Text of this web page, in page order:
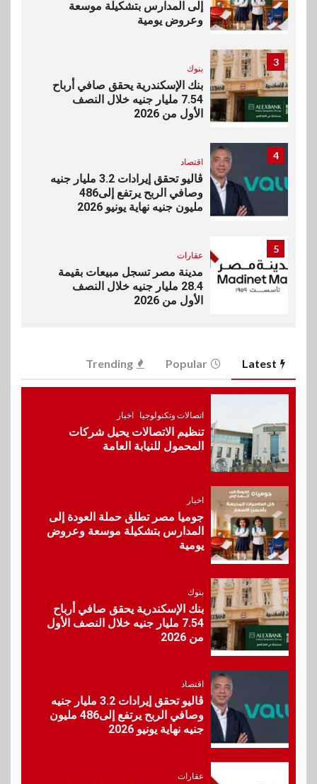
إلى المدارس بتشكيلة موسعة
وعروض يومية
3
بنوك
بنك الإسكندرية يحقق صافي أرباح
7.54 مليار جنيه خلال النصف
الأول من 2026
4
اقتصاد
ڤاليو تحقق إيرادات 3.2 مليار جنيه
وصافي الربح يرتفع إلى486
مليون جنيه نهاية يونيو 2026
5
عقارات
مدينة مصر تسجل مبيعات بقيمة
28.4 مليار جنيه خلال النصف
الأول من 2026
vivo تعيد تعريف مفهوم الفئة
المتوسطة مع إطلاق Y500
7 بنوك رياضة
وزير الشباب والرياضة يلتقي
المشترك
8
اخبار
الحفل
9
اقتصاد
اقتصاد
في مضيق هرمز
Latest
Popular
Trending
اتصالات وتكنولوجيا اخبار
تنظيم الاتصالات يحيل شركات
المحمول للنيابة العامة
اخبار
جوميا مصر تطلق حملة العودة إلى
المدارس بتشكيلة موسعة وعروض
يومية
بنوك
بنك الإسكندرية يحقق صافي أرباح
7.54 مليار جنيه خلال النصف الأول
من 2026
اقتصاد
ڤاليو تحقق إيرادات 3.2 مليار جنيه
وصافي الربح يرتفع إلى486 مليون
جنيه نهاية يونيو 2026
عقارات